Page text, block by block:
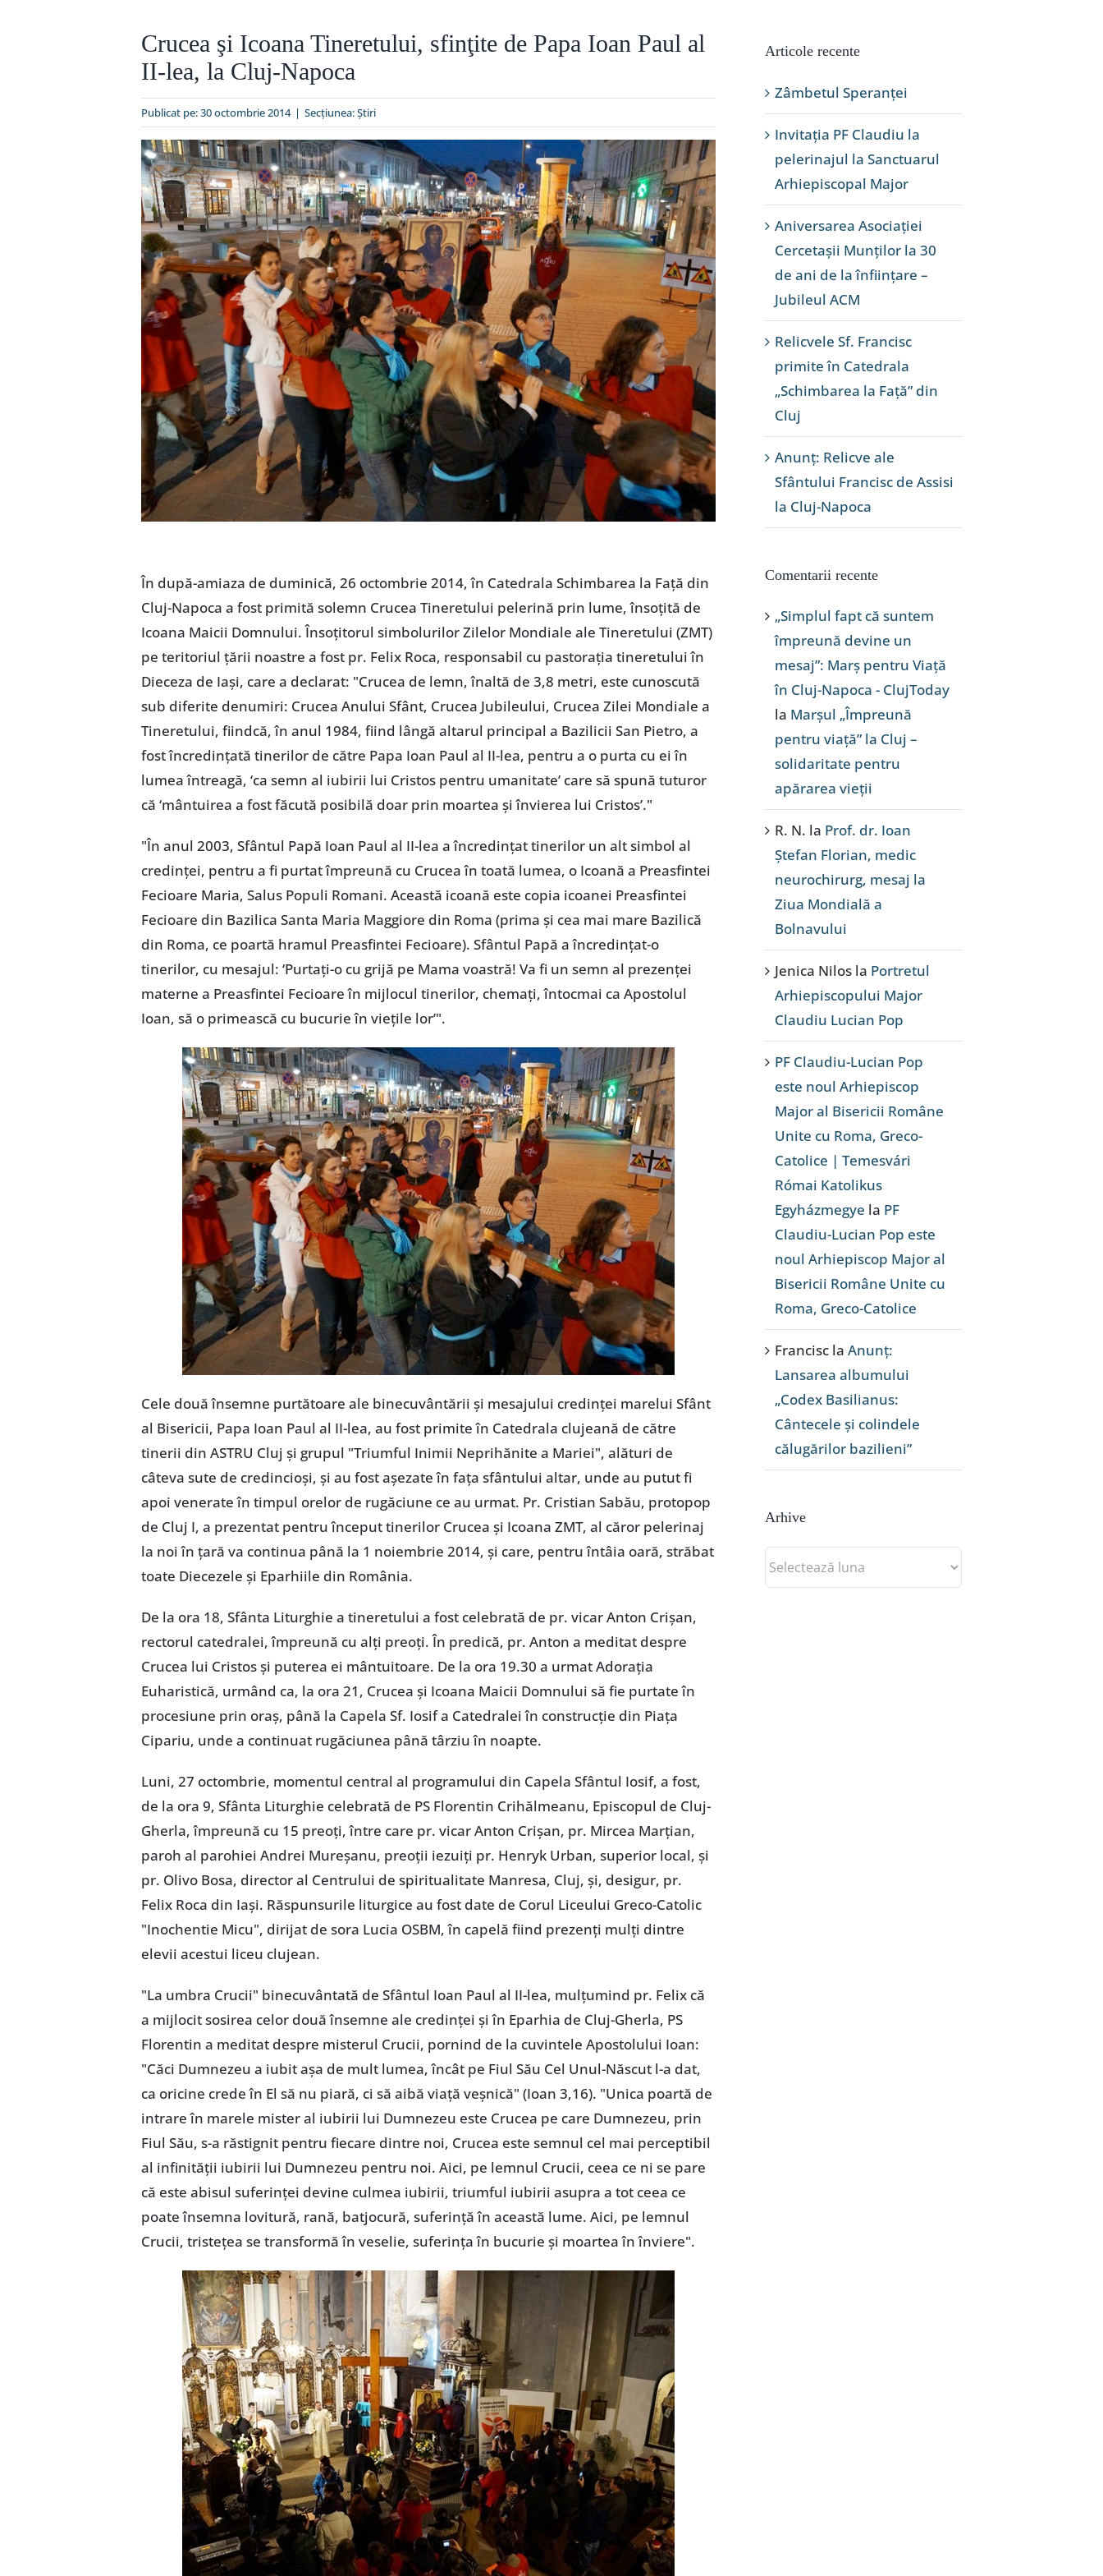
Crucea şi Icoana Tineretului, sfinţite de Papa Ioan Paul al
II-lea, la Cluj-Napoca
Publicat pe: 30 octombrie 2014 | Secțiunea:Ştiri
În după-amiaza de duminică, 26 octombrie 2014, în Catedrala Schimbarea la Faţă din
Cluj-Napoca a fost primită solemn Crucea Tineretului pelerină prin lume, însoţită de
Icoana Maicii Domnului. Însoţitorul simbolurilor Zilelor Mondiale ale Tineretului (ZMT)
pe teritoriul ţării noastre a fost pr. Felix Roca, responsabil cu pastoraţia tineretului în
Dieceza de Iaşi, care a declarat: "Crucea de lemn, înaltă de 3,8 metri, este cunoscută
sub diferite denumiri: Crucea Anului Sfânt, Crucea Jubileului, Crucea Zilei Mondiale a
Tineretului, fiindcă, în anul 1984, fiind lângă altarul principal a Bazilicii San Pietro, a
fost încredinţată tinerilor de către Papa Ioan Paul al II-lea, pentru a o purta cu ei în
lumea întreagă, ‘ca semn al iubirii lui Cristos pentru umanitate’ care să spună tuturor
că ‘mântuirea a fost făcută posibilă doar prin moartea şi învierea lui Cristos’."
"În anul 2003, Sfântul Papă Ioan Paul al II-lea a încredinţat tinerilor un alt simbol al
credinţei, pentru a fi purtat împreună cu Crucea în toată lumea, o Icoană a Preasfintei
Fecioare Maria, Salus Populi Romani. Această icoană este copia icoanei Preasfintei
Fecioare din Bazilica Santa Maria Maggiore din Roma (prima şi cea mai mare Bazilică
din Roma, ce poartă hramul Preasfintei Fecioare). Sfântul Papă a încredinţat-o
tinerilor, cu mesajul: ‘Purtaţi-o cu grijă pe Mama voastră! Va fi un semn al prezenţei
materne a Preasfintei Fecioare în mijlocul tinerilor, chemaţi, întocmai ca Apostolul
Ioan, să o primească cu bucurie în vieţile lor’".
Cele două însemne purtătoare ale binecuvântării şi mesajului credinţei marelui Sfânt
al Bisericii, Papa Ioan Paul al II-lea, au fost primite în Catedrala clujeană de către
tinerii din ASTRU Cluj şi grupul "Triumful Inimii Neprihănite a Mariei", alături de
câteva sute de credincioşi, şi au fost aşezate în faţa sfântului altar, unde au putut fi
apoi venerate în timpul orelor de rugăciune ce au urmat. Pr. Cristian Sabău, protopop
de Cluj I, a prezentat pentru început tinerilor Crucea şi Icoana ZMT, al căror pelerinaj
la noi în ţară va continua până la 1 noiembrie 2014, şi care, pentru întâia oară, străbat
toate Diecezele şi Eparhiile din România.
De la ora 18, Sfânta Liturghie a tineretului a fost celebrată de pr. vicar Anton Crişan,
rectorul catedralei, împreună cu alţi preoţi. În predică, pr. Anton a meditat despre
Crucea lui Cristos şi puterea ei mântuitoare. De la ora 19.30 a urmat Adoraţia
Euharistică, urmând ca, la ora 21, Crucea şi Icoana Maicii Domnului să fie purtate în
procesiune prin oraş, până la Capela Sf. Iosif a Catedralei în construcţie din Piaţa
Cipariu, unde a continuat rugăciunea până târziu în noapte.
Luni, 27 octombrie, momentul central al programului din Capela Sfântul Iosif, a fost,
de la ora 9, Sfânta Liturghie celebrată de PS Florentin Crihălmeanu, Episcopul de Cluj-
Gherla, împreună cu 15 preoţi, între care pr. vicar Anton Crişan, pr. Mircea Marţian,
paroh al parohiei Andrei Mureşanu, preoţii iezuiţi pr. Henryk Urban, superior local, şi
pr. Olivo Bosa, director al Centrului de spiritualitate Manresa, Cluj, şi, desigur, pr.
Felix Roca din Iaşi. Răspunsurile liturgice au fost date de Corul Liceului Greco-Catolic
"Inochentie Micu", dirijat de sora Lucia OSBM, în capelă fiind prezenţi mulţi dintre
elevii acestui liceu clujean.
"La umbra Crucii" binecuvântată de Sfântul Ioan Paul al II-lea, mulţumind pr. Felix că
a mijlocit sosirea celor două însemne ale credinţei şi în Eparhia de Cluj-Gherla, PS
Florentin a meditat despre misterul Crucii, pornind de la cuvintele Apostolului Ioan:
"Căci Dumnezeu a iubit aşa de mult lumea, încât pe Fiul Său Cel Unul-Născut l-a dat,
ca oricine crede în El să nu piară, ci să aibă viaţă veşnică" (Ioan 3,16). "Unica poartă de
intrare în marele mister al iubirii lui Dumnezeu este Crucea pe care Dumnezeu, prin
Fiul Său, s-a răstignit pentru fiecare dintre noi, Crucea este semnul cel mai perceptibil
al infinităţii iubirii lui Dumnezeu pentru noi. Aici, pe lemnul Crucii, ceea ce ni se pare
că este abisul suferinţei devine culmea iubirii, triumful iubirii asupra a tot ceea ce
poate însemna lovitură, rană, batjocură, suferinţă în această lume. Aici, pe lemnul
Crucii, tristeţea se transformă în veselie, suferinţa în bucurie şi moartea în înviere".
Articole recente
Zâmbetul Speranței
Invitația PF Claudiu la
pelerinajul la Sanctuarul
Arhiepiscopal Major
Aniversarea Asociației
Cercetașii Munților la 30
de ani de la înființare –
Jubileul ACM
Relicvele Sf. Francisc
primite în Catedrala
„Schimbarea la Față” din
Cluj
Anunț: Relicve ale
Sfântului Francisc de Assisi
la Cluj-Napoca
Comentarii recente
„Simplul fapt că suntem
împreună devine un
mesaj”: Marș pentru Viață
în Cluj-Napoca - ClujToday
la Marșul „Împreună
pentru viață” la Cluj –
solidaritate pentru
apărarea vieții
R. N. la Prof. dr. Ioan
Ștefan Florian, medic
neurochirurg, mesaj la
Ziua Mondială a
Bolnavului
Jenica Nilos la Portretul
Arhiepiscopului Major
Claudiu Lucian Pop
PF Claudiu-Lucian Pop
este noul Arhiepiscop
Major al Bisericii Române
Unite cu Roma, Greco-
Catolice | Temesvári
Római Katolikus
Egyházmegye la PF
Claudiu-Lucian Pop este
noul Arhiepiscop Major al
Bisericii Române Unite cu
Roma, Greco-Catolice
Francisc la Anunț:
Lansarea albumului
„Codex Basilianus:
Cântecele și colindele
călugărilor bazilieni”
Arhive
Arhive